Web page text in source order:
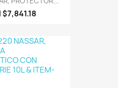
$7,841.18